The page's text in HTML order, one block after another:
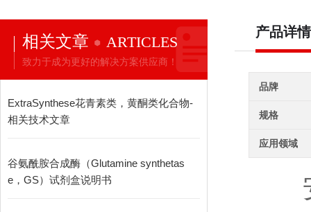
相关文章 ARTICLES
致力于成为更好的解决方案供应商！
ExtraSynthese花青素类，黄酮类化合物-
相关技术文章
谷氨酰胺合成酶（Glutamine synthetas
e，GS）试剂盒说明书
产品详情
品牌
规格
应用领域